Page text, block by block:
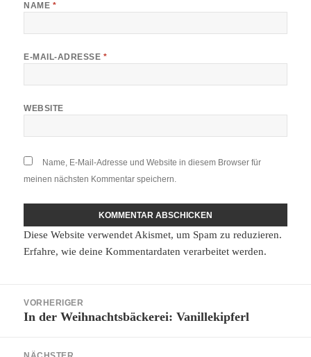
NAME *
E-MAIL-ADRESSE *
WEBSITE
Name, E-Mail-Adresse und Website in diesem Browser für
meinen nächsten Kommentar speichern.
Diese Website verwendet Akismet, um Spam zu reduzieren.
Erfahre, wie deine Kommentardaten verarbeitet werden.
VORHERIGER
Vorheriger
In der Weihnachtsbäckerei: Vanillekipferl